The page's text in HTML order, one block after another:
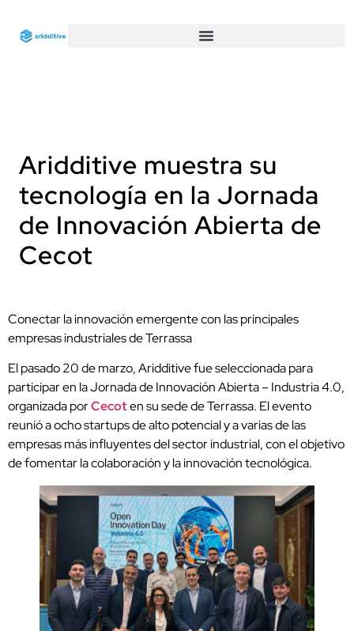
Aridditive muestra su
tecnología en la Jornada
de Innovación Abierta de
Cecot
Conectar la innovación emergente con las principales
empresas industriales de Terrassa
El pasado 20 de marzo, Aridditive fue seleccionada para
participar en la Jornada de Innovación Abierta – Industria 4.0,
organizada porCecoten su sede de Terrassa. El evento
reunió a ocho startups de alto potencial y a varias de las
empresas más influyentes del sector industrial, con el objetivo
de fomentar la colaboración y la innovación tecnológica.